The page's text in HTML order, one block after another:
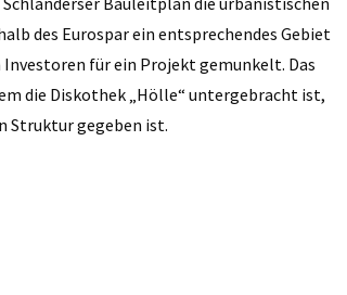
des Eurospar ein entsprechendes Gebiet
Investoren für ein Projekt gemunkelt. Das
die Diskothek „Hölle“ untergebracht ist,
Struktur gegeben ist.